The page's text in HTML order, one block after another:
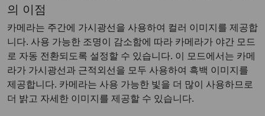
의 이점
카메라는 주간에 가시광선을 사용하여 컬러 이미지를 제공합
니다. 사용 가능한 조명이 감소함에 따라 카메라가 야간 모드
로 자동 전환되도록 설정할 수 있습니다. 이 모드에서는 카메
라가 가시광선과 근적외선을 모두 사용하여 흑백 이미지를
제공합니다. 카메라는 사용 가능한 빛을 더 많이 사용하므로
더 밝고 자세한 이미지를 제공할 수 있습니다.